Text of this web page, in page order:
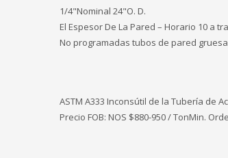
1/4"Nominal 24"O. D.
El Espesor De La Pared – Horario 10 a
No programadas tubos de pared
ASTM A333 Inconsútil de la Tubería de
Precio FOB: NOS $880-950 / TonMin.